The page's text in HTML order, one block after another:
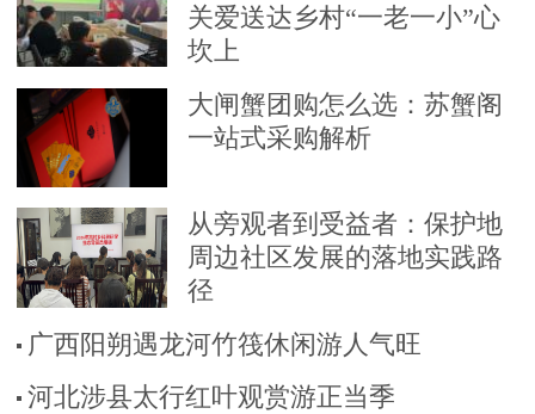
关爱送达乡村“一老一小”心
坎上
大闸蟹团购怎么选：苏蟹阁
一站式采购解析
从旁观者到受益者：保护地
周边社区发展的落地实践路
径
广西阳朔遇龙河竹筏休闲游人气旺
河北涉县太行红叶观赏游正当季